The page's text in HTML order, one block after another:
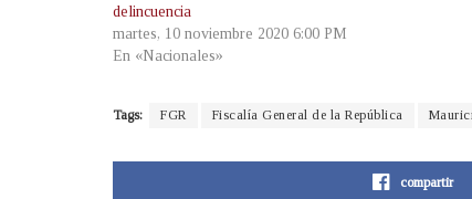
delincuencia
martes, 10 noviembre 2020 6:00 PM
En «Nacionales»
Tags: FGR Fiscalía General de la República
compartir